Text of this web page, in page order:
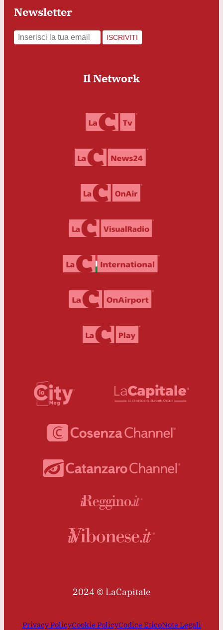
Newsletter
ISCRIVITI
Il Network
2024 © LaCapitale
Privacy PolicyCookie PolicyCodice EticoNote Legali